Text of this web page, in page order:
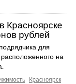
Красноярске
рублей
для
на
Красноярск